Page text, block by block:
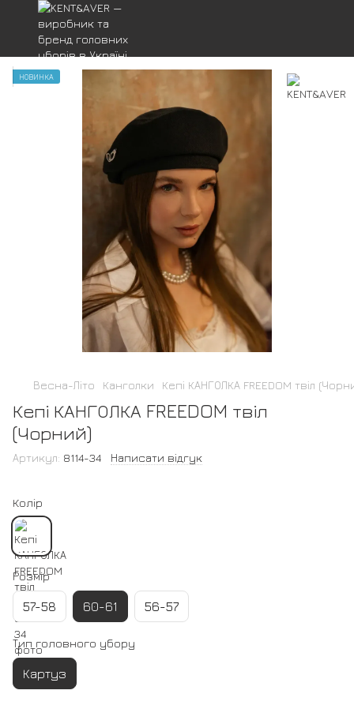
НОВИНКА
Весна-Літо Канголки Кепі КАНГОЛКА FREEDOM твіл
Кепі КАНГОЛКА FREEDOM твіл
(Чорний)
Артикул: 8114-34 Написати відгук
Колір
Розмір
57-58 60-61 56-57
Тип головного убору
Картуз